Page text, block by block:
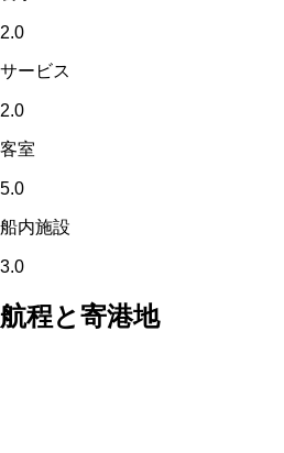
2.0
サービス
2.0
客室
5.0
船内施設
3.0
航程と寄港地